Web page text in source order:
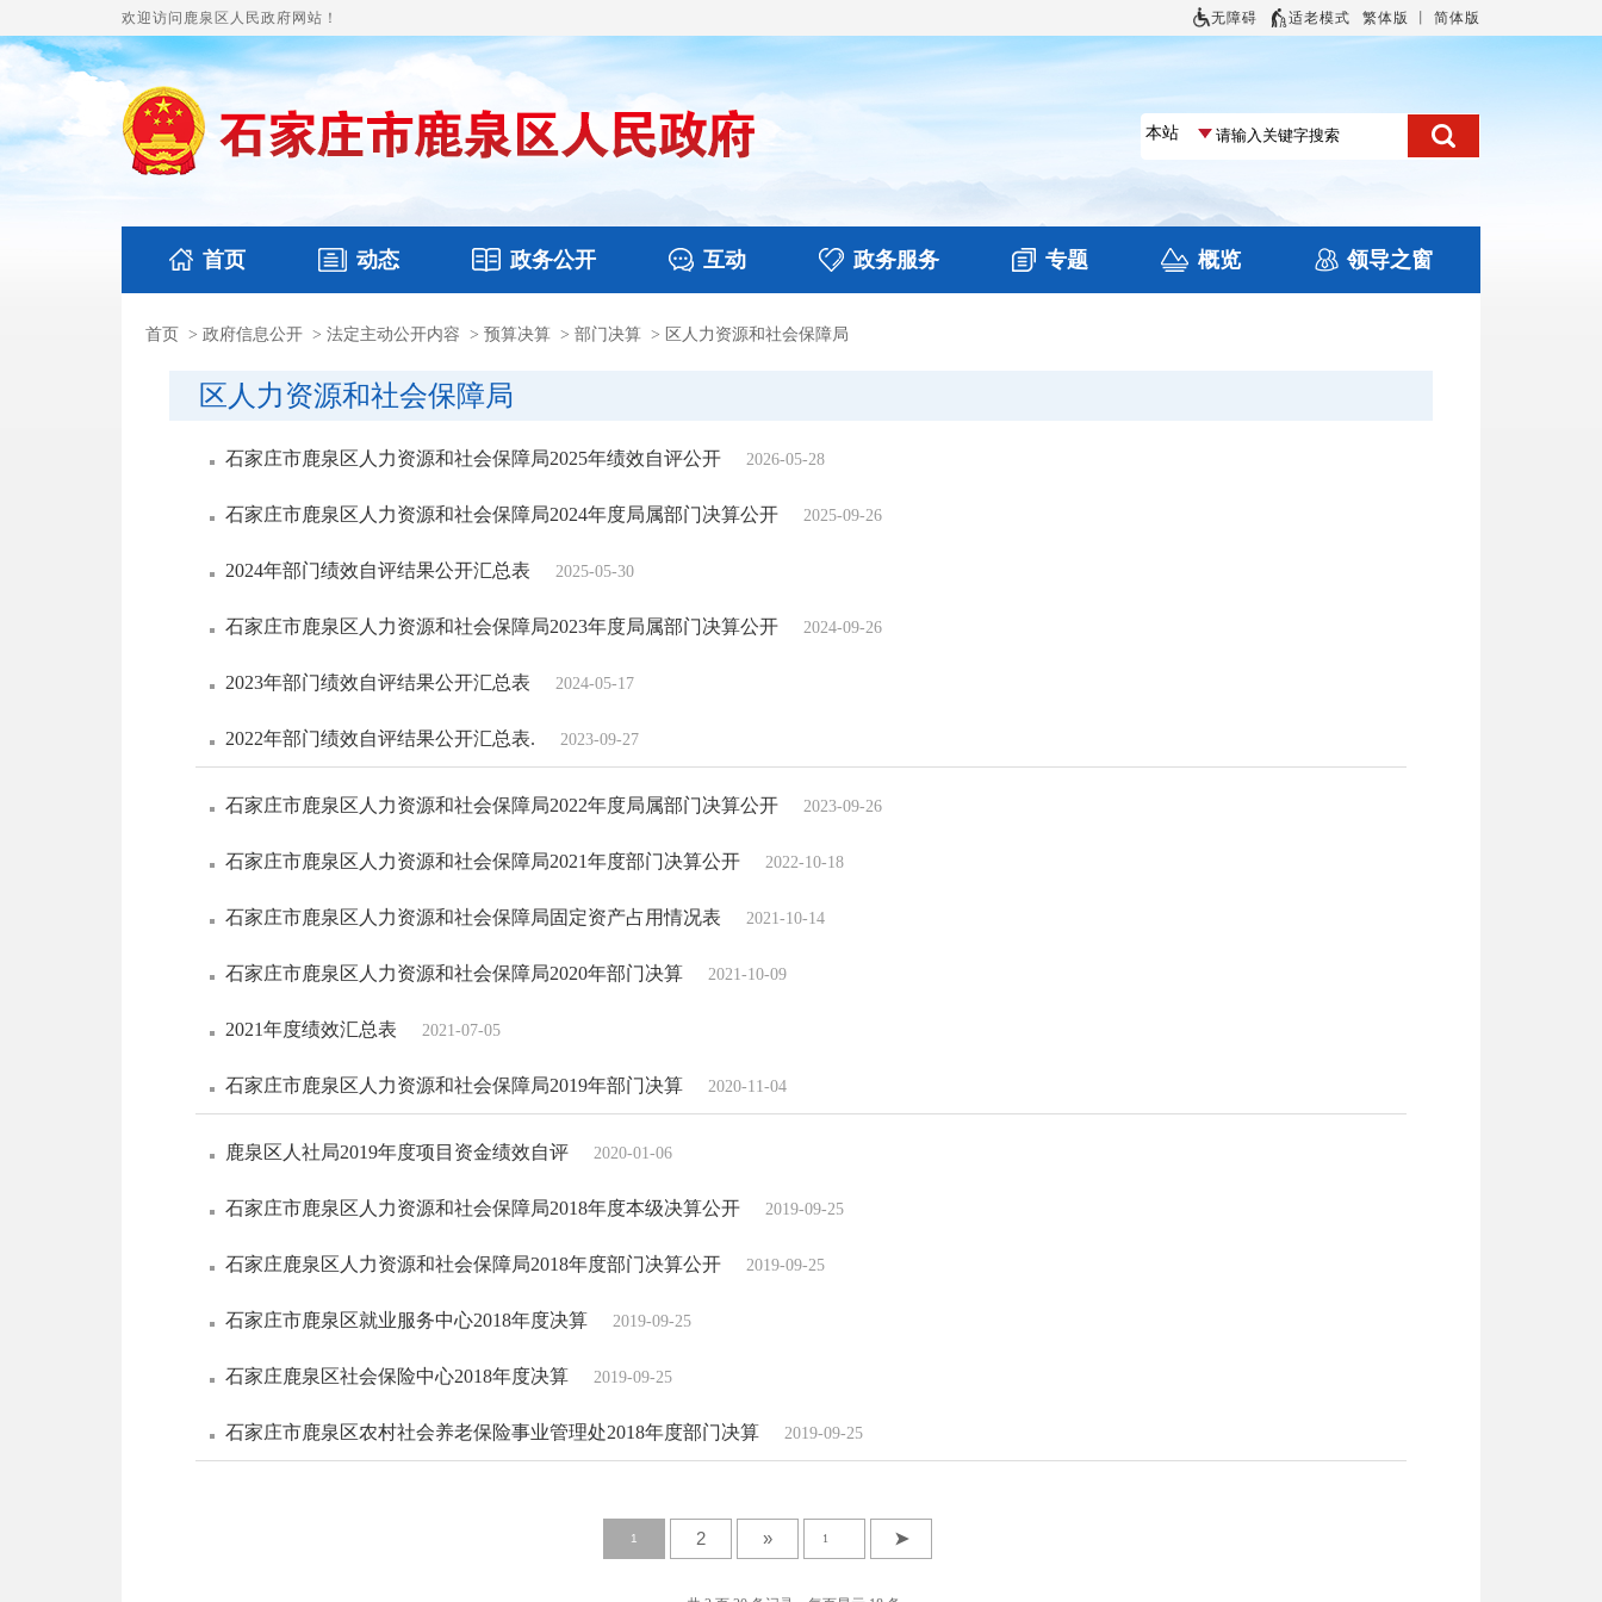
欢迎访问鹿泉区人民政府网站！ 无障碍 适老模式 繁体版 简体版
首页 动态
国务要闻 鹿泉要闻 图片新闻 视频播报 部门工作
政务公开
本区文件 财政预决算
互动
政务咨询 意见征集
政务服务
行政权力
专题
涉企收费目录清单
概览 领导之窗
首页 > 政府信息公开 > 法定主动公开内容 > 预算决算 > 部门决算 > 区人力资源和社会保障局
区人力资源和社会保障局
石家庄市鹿泉区人力资源和社会保障局2025年绩效自评公开 2026-05-28
石家庄市鹿泉区人力资源和社会保障局2024年度局属部门决算公开 2025-09-26
2024年部门绩效自评结果公开汇总表 2025-05-30
石家庄市鹿泉区人力资源和社会保障局2023年度局属部门决算公开 2024-09-26
2023年部门绩效自评结果公开汇总表 2024-05-17
2022年部门绩效自评结果公开汇总表. 2023-09-27
石家庄市鹿泉区人力资源和社会保障局2022年度局属部门决算公开 2023-09-26
石家庄市鹿泉区人力资源和社会保障局2021年度部门决算公开 2022-10-18
石家庄市鹿泉区人力资源和社会保障局固定资产占用情况表 2021-10-14
石家庄市鹿泉区人力资源和社会保障局2020年部门决算 2021-10-09
2021年度绩效汇总表 2021-07-05
石家庄市鹿泉区人力资源和社会保障局2019年部门决算 2020-11-04
鹿泉区人社局2019年度项目资金绩效自评 2020-01-06
石家庄市鹿泉区人力资源和社会保障局2018年度本级决算公开 2019-09-25
石家庄鹿泉区人力资源和社会保障局2018年度部门决算公开 2019-09-25
石家庄市鹿泉区就业服务中心2018年度决算 2019-09-25
石家庄鹿泉区社会保险中心2018年度决算 2019-09-25
石家庄市鹿泉区农村社会养老保险事业管理处2018年度部门决算 2019-09-25
1 2 » ➤